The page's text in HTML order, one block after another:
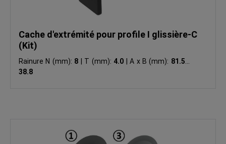
Cache d'extrémité pour profile I glissière-C
(Kit)
Rainure N (mm): 8 T (mm): 4.0 A x B (mm): 81.5 x
38.8